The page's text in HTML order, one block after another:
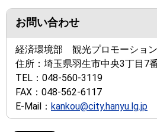
お問い合わせ
経済環境部 観光プロモーショ
住所： 埼玉県羽生市中央3丁目7
TEL： 048-560-3119
FAX： 048-562-6117
E-Mail： kankou@city.hanyu.lg.jp